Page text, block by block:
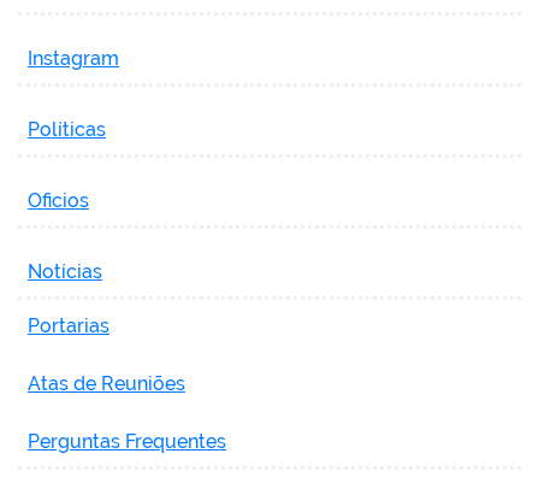
Instagram
Políticas
Oficios
Notícias
Portarias
Atas de Reuniões
Perguntas Frequentes